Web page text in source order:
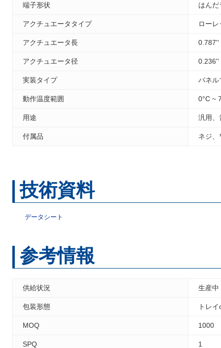
端子形状 はんだ
アクチュエータタイプ ロー
アクチュエータ長 0.787''
アクチュエータ径 0.236''
実装タイプ パネル
動作温度範囲 0°C ~
用途 汎用、
付属品 ネジ、
技術資料
データシート
参考情報
供給状況 生産中
包装形態 トレ
MOQ 1000
SPQ 1